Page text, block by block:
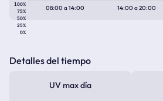
100%
75%
50%
25%
0%
08:00a14:00 14:00a20:00
Detalles del tiempo
UV max día